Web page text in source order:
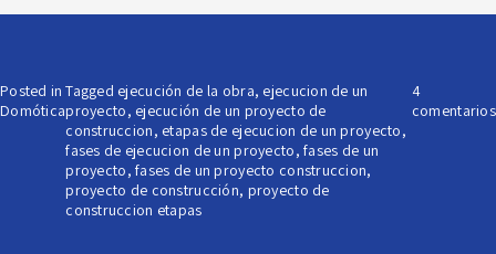
Posted in
Domótica
Tagged ejecución de la obra, ejecucion de un
proyecto, ejecución de un proyecto de
construccion, etapas de ejecucion de un proyecto,
fases de ejecucion de un proyecto,fases de un
proyecto,fases de un proyecto construccion,
proyecto de construcción, proyecto de
construccion etapas
4
comentarios